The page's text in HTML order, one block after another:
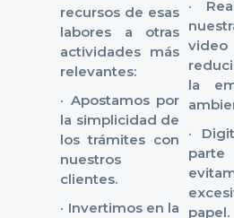
recursos de esas
labores a otras
actividades más
relevantes:
· Apostamos por
la simplicidad de
los trámites con
nuestros
clientes.
· Invertimos en la
·
la
·
parte
papel.